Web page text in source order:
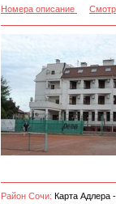
Номера описание
Район Сочи: Карта Адлера